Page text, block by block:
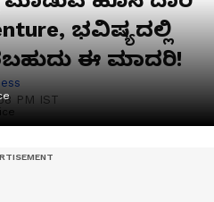
ಭವಿಷ್ಯದಲ್ಲಿ
ಈ ಮಾದರಿ!
PM IST